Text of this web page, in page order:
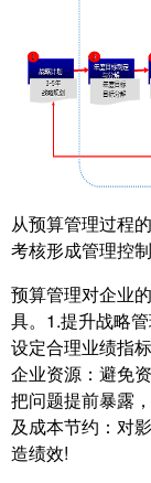
从预算管理过程
考核形成管理控
预算管理对企业
具。1.提升战略
设定合理业绩指
企业资源：避免
把问题提前暴露
及成本节约：对
造绩效!